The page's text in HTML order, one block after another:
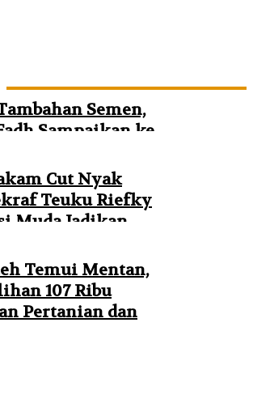
Semen,
Sampaikan ke
Danantara
Cut Nyak
Teuku Riefky
Muda Jadikan
Masa Depan
Temui Mentan,
107 Ribu
Pertanian dan